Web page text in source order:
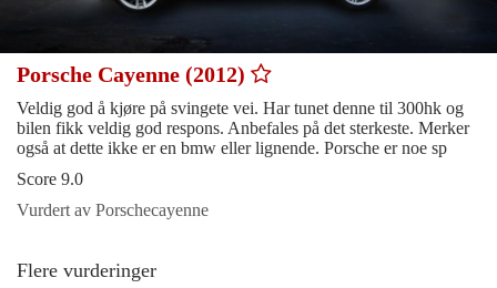
Porsche Cayenne (2012)
Veldig god å kjøre på svingete vei. Har tunet denne til 300hk og
bilen fikk veldig god respons. Anbefales på det sterkeste. Merker
også at dette ikke er en bmw eller lignende. Porsche er noe sp
Score 9.0
Vurdert av Porschecayenne
Flere vurderinger